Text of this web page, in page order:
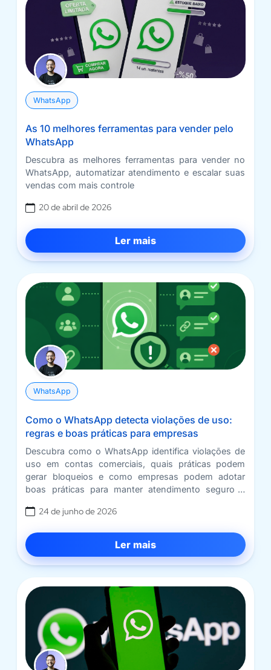
WhatsApp
As 10 melhores ferramentas para vender pelo
WhatsApp
Descubra as melhores ferramentas para vender no
WhatsApp, automatizar atendimento e escalar suas
vendas com mais controle
20 de abril de 2026
Ler mais
WhatsApp
Como o WhatsApp detecta violações de uso:
regras e boas práticas para empresas
Descubra como o WhatsApp identifica violações de
uso em contas comerciais, quais práticas podem
gerar bloqueios e como empresas podem adotar
boas práticas para manter atendimento seguro e
24 de junho de 2026
Ler mais